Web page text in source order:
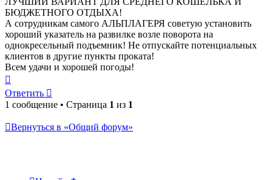
БЮДЖЕТНОГО ОТДЫХА!
А сотрудникам самого АЛЬПЛАГЕРЯ советую установить
хороший указатель на развилке возле поворота на
однокресельный подъемник! Не отпускайте потенциальных
клиентов в другие пункты проката!
Всем удачи и хорошей погоды!
к
началу
Ответить
1 сообщение • Страница 1 из 1
Вернуться в «Общий форум»